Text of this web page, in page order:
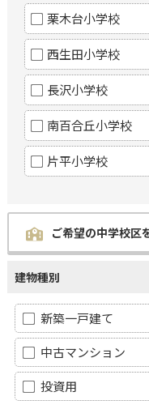
栗木台小学校
西生田小学校
長沢小学校
南百合丘小学校
片平小学校
ご希望の中学校区
建物種別
新築一戸建て
中古マンション
投資用